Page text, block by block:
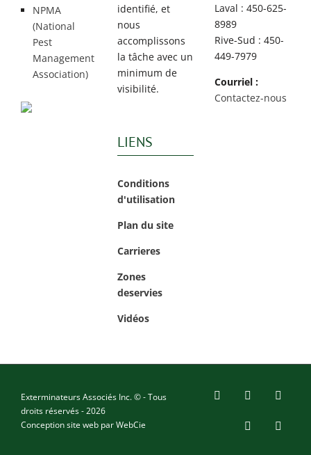
NPMA
(National
Pest
Management
Association)
identifié, et
nous
accomplissons
la tâche avec un
minimum de
visibilité.
LIENS
Conditions
d'utilisation
Plan du site
Carrieres
Zones
deservies
Vidéos
Laval : 450-625-
8989
Rive-Sud : 450-
449-7979
Courriel :
Contactez-nous
Exterminateurs Associés Inc. © - Tous
droits réservés - 2026
Conception site web parWebCie
FacebookYouTube
X
LinkedInEmail